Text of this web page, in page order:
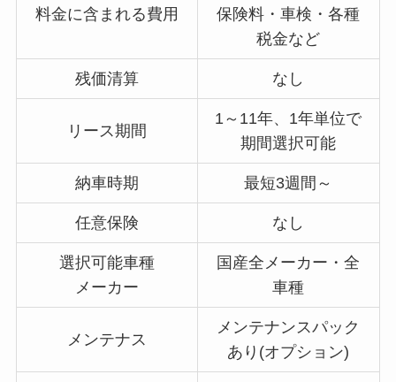
料金に含まれる費用
保険料・車検・各種
税金など
残価清算 なし
リース期間
1～11年、1年単位で
期間選択可能
納車時期 最短3週間～
任意保険 なし
選択可能車種
メーカー
国産全メーカー・全
車種
メンテナス
メンテナンスパック
あり(オプション)